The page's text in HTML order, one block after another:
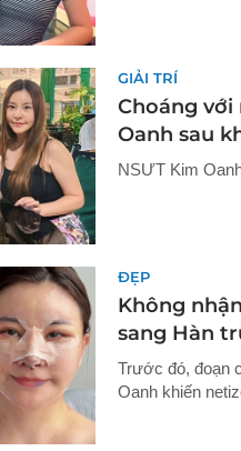
GIẢI TRÍ
Choáng với
Oanh sau
NSƯT Kim
ĐẸP
Không
sang Hàn
Trước đó, đoạn
Oanh khiến